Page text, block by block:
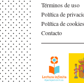
Términos de uso
Política de
Política de cookies
Contacto